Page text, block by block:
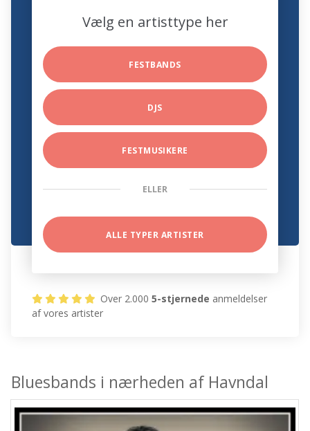
Vælg en artisttype her
FESTBANDS
DJS
FESTMUSIKERE
ELLER
ALLE TYPER ARTISTER
Over 2.0005-stjernede anmeldelser
af vores artister
Bluesbands i nærheden af Havndal